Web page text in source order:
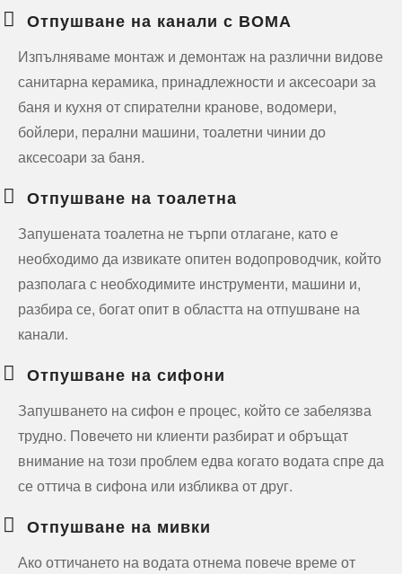
Отпушване на канали с ВОМА
Изпълняваме монтаж и демонтаж на различни видове
санитарна керамика, принадлежности и аксесоари за
баня и кухня от спирателни кранове, водомери,
бойлери, перални машини, тоалетни чинии до
аксесоари за баня.
Отпушване на тоалетна
Запушената тоалетна не търпи отлагане, като е
необходимо да извикате опитен водопроводчик, който
разполага с необходимите инструменти, машини и,
разбира се, богат опит в областта на отпушване на
канали.
Отпушване на сифони
Запушването на сифон е процес, който се забелязва
трудно. Повечето ни клиенти разбират и обръщат
внимание на този проблем едва когато водата спре да
се оттича в сифона или избликва от друг.
Отпушване на мивки
Ако оттичането на водата отнема повече време от